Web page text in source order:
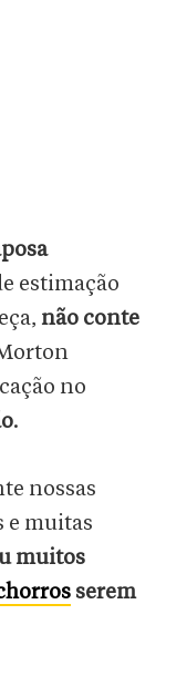
estimação
não conte
no
.
nossas
e muitas
muitos
serem